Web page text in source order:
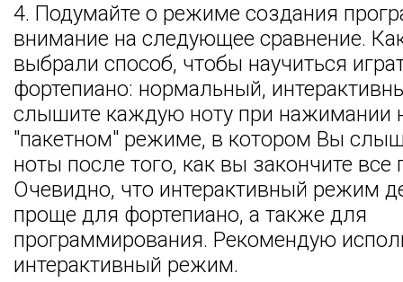
4. Подумайте о режиме создания
внимание на следующее сравнение.
выбрали способ, чтобы научиться
фортепиано: нормальный,
слышите каждую ноту при нажимании
"пакетном" режиме, в котором Вы
ноты после того, как вы закончите все
Очевидно, что интерактивный режим
проще для фортепиано, а также для
программирования. Рекомендую
интерактивный режим.